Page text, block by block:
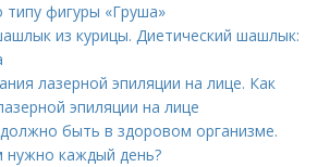
типу фигуры «Груша»
из курицы. Диетический шашлык:
лазерной эпиляции на лице. Как
эпиляции на лице
быть в здоровом организме.
нужно каждый день?